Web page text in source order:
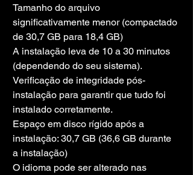
Tamanho do arquivo
significativamente menor (compactado
de 30,7 GB para 18,4 GB)
A instalação leva de 10 a 30 minutos
(dependendo do seu sistema).
Verificação de integridade pós-
instalação para garantir que tudo foi
instalado corretamente.
Espaço em disco rígido após a
instalação: 30,7 GB (36,6 GB durante
a instalação)
O idioma pode ser alterado nas